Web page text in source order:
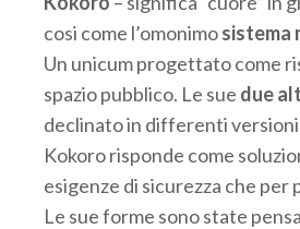
cosi come l’omonimosistema
Un unicum progettato come
spazio pubblico. Le sue due
declinato in differenti
Kokoro risponde come
esigenze di sicurezza che per
Le sue forme sono state